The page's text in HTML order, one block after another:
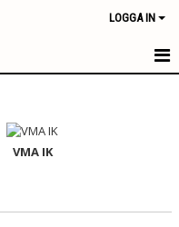
LOGGA IN
VMA IK